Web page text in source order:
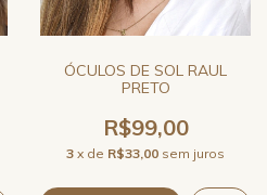
ÓCULOS DE SOL RAUL
PRETO
R$99,00
3 x de R$33,00 sem juros